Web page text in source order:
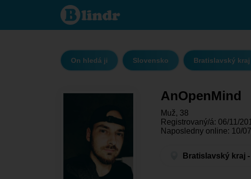
AnOpenMind
- On hledá ji
Bratislavský
On hledá ji Slovensko Bratislavský kraj
AnOpenMind
Muž, 38
Registrovaný/á: 06/11/
Naposledny online: 10/
Bratislavský kraj